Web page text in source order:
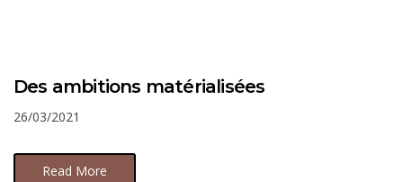
Des ambitions matérialisées
26/03/2021
Read More